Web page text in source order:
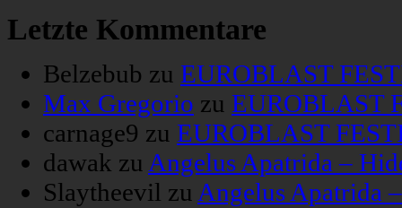
Letzte Kommentare
Belzebub zu EUROBLAST
Max Gregorio zu EUROBLAST
carnage9 zu EUROBLAST
dawak zu Angelus Apatrida –
Slaytheevil zu Angelus Apatrida